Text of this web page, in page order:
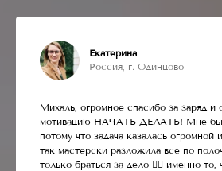
Екатерина
Россия, г. Одинцово
Михаль, огромное спасибо за заряд и
мотивацию НАЧАТЬ ДЕЛАТЬ! Мне
потому что задача казалась
так мастерски разложила все по
только браться за дело 👌🏼 именно